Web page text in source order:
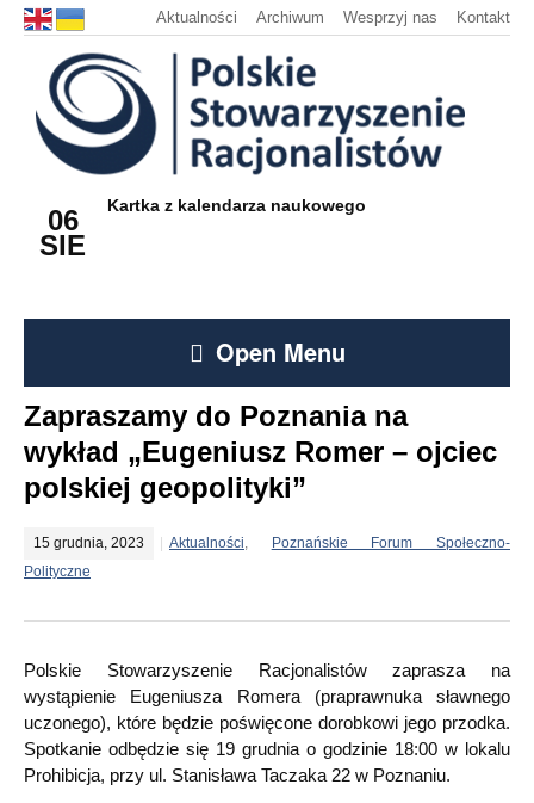
Aktualności Archiwum Wesprzyj nas Kontakt
06
SIE
Kartka z kalendarza naukowego
Open Menu
Zapraszamy do Poznania na
wykład „Eugeniusz Romer – ojciec
polskiej geopolityki”
15 grudnia, 2023 Aktualności,
Poznańskie Forum Społeczno-
Polityczne
Polskie Stowarzyszenie Racjonalistów zaprasza na
wystąpienie Eugeniusza Romera (praprawnuka sławnego
uczonego), które będzie poświęcone dorobkowi jego przodka.
Spotkanie odbędzie się 19 grudnia o godzinie 18:00 w lokalu
Prohibicja, przy ul. Stanisława Taczaka 22 w Poznaniu.